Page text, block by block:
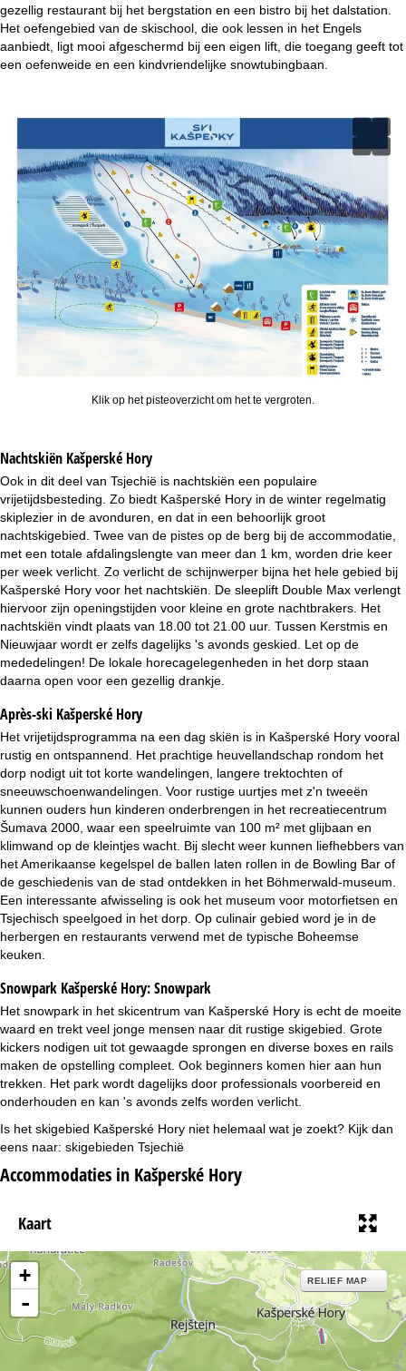
gezellig restaurant bij het bergstation en een bistro bij het dalstation.
Het oefengebied van de skischool, die ook lessen in het Engels
aanbiedt, ligt mooi afgeschermd bij een eigen lift, die toegang geeft tot
een oefenweide en een kindvriendelijke snowtubingbaan.
Klik op het pisteoverzicht om het te vergroten.
Nachtskiën Kašperské Hory
Ook in dit deel van Tsjechië is nachtskiën een populaire
vrijetijdsbesteding. Zo biedt Kašperské Hory in de winter regelmatig
skiplezier in de avonduren, en dat in een behoorlijk groot
nachtskigebied. Twee van de pistes op de berg bij de accommodatie,
met een totale afdalingslengte van meer dan 1 km, worden drie keer
per week verlicht. Zo verlicht de schijnwerper bijna het hele gebied bij
Kašperské Hory voor het nachtskiën. De sleeplift Double Max verlengt
hiervoor zijn openingstijden voor kleine en grote nachtbrakers. Het
nachtskiën vindt plaats van 18.00 tot 21.00 uur. Tussen Kerstmis en
Nieuwjaar wordt er zelfs dagelijks 's avonds geskied. Let op de
mededelingen! De lokale horecagelegenheden in het dorp staan
daarna open voor een gezellig drankje.
Après-ski Kašperské Hory
Het vrijetijdsprogramma na een dag skiën is in Kašperské Hory vooral
rustig en ontspannend. Het prachtige heuvellandschap rondom het
dorp nodigt uit tot korte wandelingen, langere trektochten of
sneeuwschoenwandelingen. Voor rustige uurtjes met z'n tweeën
kunnen ouders hun kinderen onderbrengen in het recreatiecentrum
Šumava 2000, waar een speelruimte van 100 m² met glijbaan en
klimwand op de kleintjes wacht. Bij slecht weer kunnen liefhebbers van
het Amerikaanse kegelspel de ballen laten rollen in de Bowling Bar of
de geschiedenis van de stad ontdekken in het Böhmerwald-museum.
Een interessante afwisseling is ook het museum voor motorfietsen en
Tsjechisch speelgoed in het dorp. Op culinair gebied word je in de
herbergen en restaurants verwend met de typische Boheemse
keuken.
Snowpark Kašperské Hory:Snowpark
Het snowpark in het skicentrum van Kašperské Hory is echt de moeite
waard en trekt veel jonge mensen naar dit rustige skigebied. Grote
kickers nodigen uit tot gewaagde sprongen en diverse boxes en rails
maken de opstelling compleet. Ook beginners komen hier aan hun
trekken. Het park wordt dagelijks door professionals voorbereid en
onderhouden en kan 's avonds zelfs worden verlicht.
Is het skigebied Kašperské Hory niet helemaal wat je zoekt? Kijk dan
eens naar: skigebieden Tsjechië
Accommodaties in Kašperské Hory
Kaart
+
-
RELIEF MAP